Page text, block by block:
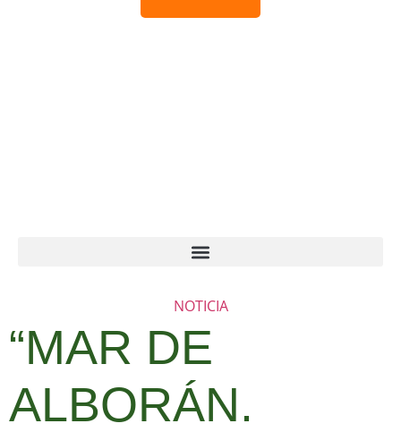
NOTICIA
“MAR DE
ALBORÁN.